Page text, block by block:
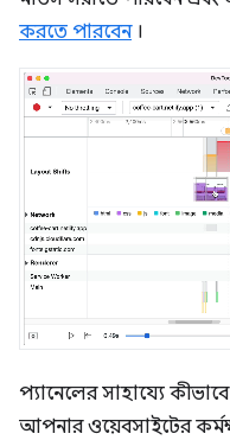
করতে পারবেন।
প্যানেলের সাহায্যে
আপনার ওয়েবসাইটের